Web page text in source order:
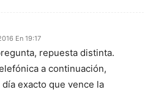
En 19:17
repuesta distinta.
a continuación,
exacto que vence la